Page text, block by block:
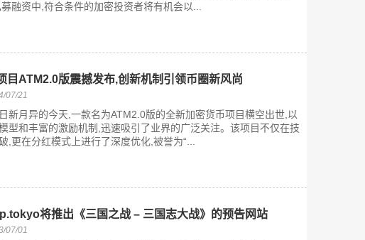
融资中,符合条件的加密投资者将有机会以...
目ATM2.0版震撼发布,创新机制引领币圈新风尚
07/21
新月异的今天,一款名为ATM2.0版的全新加密货币项目横空出世,以
型和丰富的激励机制,迅速吸引了业界的广泛关注。该项目不仅在技
,更在分红模式上进行了深度优化,被誉为“...
将推出《三国之战 – 三国志大战》的预告网站
07/01